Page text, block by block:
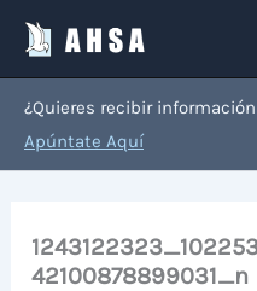
contenido
¿Quieres recibir
Apúntate Aquí
42100878899031_n